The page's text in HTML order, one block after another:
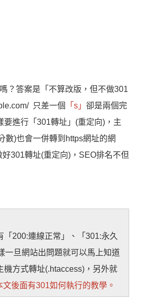
？答案是「不算改版，但不做301
只差一個 「s」 卻是兩個完
要進行「301轉址」(重定向)，主
數)也會一併轉到https網址的網
301轉址(重定向)，SEO排名不但
「200:連線正常」、「301:永久
一旦網站出問題就可以馬上知道
方式轉址(.htaccess)，另外就
文後面有301如何執行的教學。